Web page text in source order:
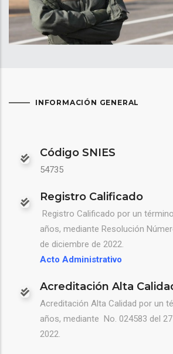
INFORMACIÓN GENERAL
Código SNIES
54735
Registro Calificado
Registro Calificado por un
años, mediante Resolución
de diciembre de 2022.
Acto Administrativo
Acreditación Alta
Acreditación Alta Calidad por un
años, mediante No. 024583 del
2022.